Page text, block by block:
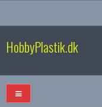
HobbyPlastik.dk